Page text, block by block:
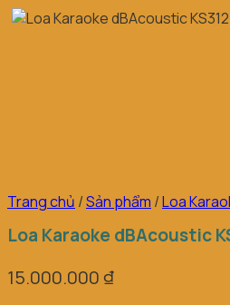
Trang chủ /Sản phẩm /Loa
Loa Karaoke dBAcoustic
15.000.000₫